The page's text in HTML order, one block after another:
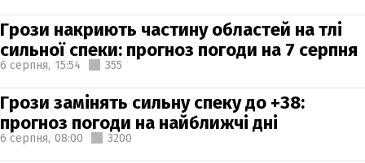
Грози накриють частину областей на тлі
сильної спеки: прогноз погоди на 7 серпня
6 серпня, 15:54 355
Грози замінять сильну спеку до +38:
прогноз погоди на найближчі дні
6 серпня, 08:00 3200